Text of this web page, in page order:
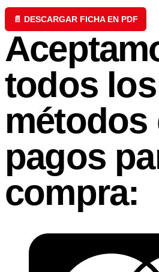
📄 DESCARGAR FICHA EN PDF
todos los
métodos
pagos
compra: